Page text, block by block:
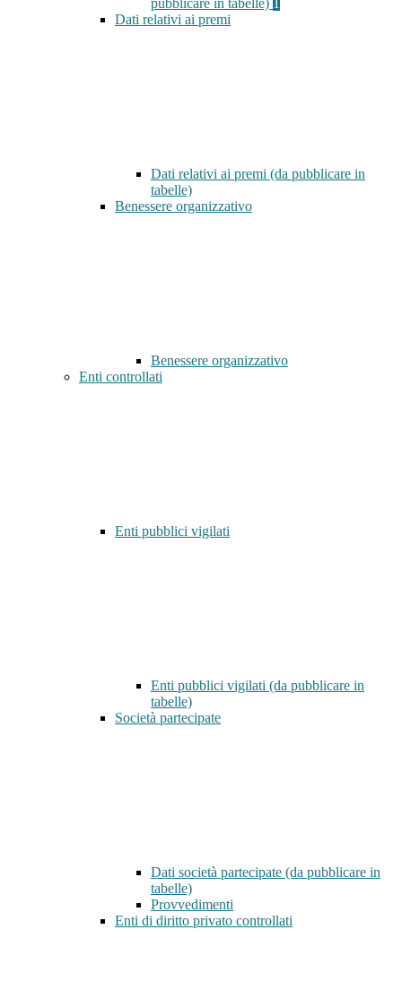
pubblicare in tabelle)
Dati relativi ai premi
Dati relativi ai premi (da pubblicare in
tabelle)
Benessere organizzativo
Benessere organizzativo
Enti controllati
Enti pubblici vigilati
Enti pubblici vigilati (da pubblicare in
tabelle)
Società partecipate
Dati società partecipate (da pubblicare in
tabelle)
Provvedimenti
Enti di diritto privato controllati